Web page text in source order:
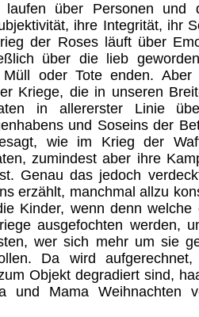
laufen über Personen und
ihre Integrität, ihr
der Roses läuft über
über die lieb
oder Tote enden.
Kriege, die in unseren
in allererster Linie
und Soseins der
wie im Krieg der
zumindest aber ihre
Genau das jedoch
erzählt, manchmal allzu
Kinder, wenn denn
ausgefochten werden,
wer sich mehr um sie
Da wird
Objekt degradiert sind,
und Mama Weihnachten